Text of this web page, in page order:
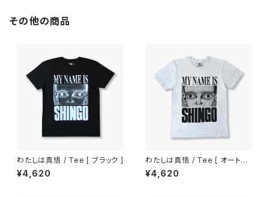
その他の商品
わたしは真悟 / Tee [ ブラック ]
¥4,620
わたしは真悟 / Tee [ オートミ
ール ]
¥4,620